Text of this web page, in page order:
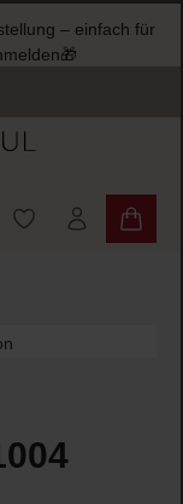
erste Bestellung –
anmelden🎁
Du hast 0